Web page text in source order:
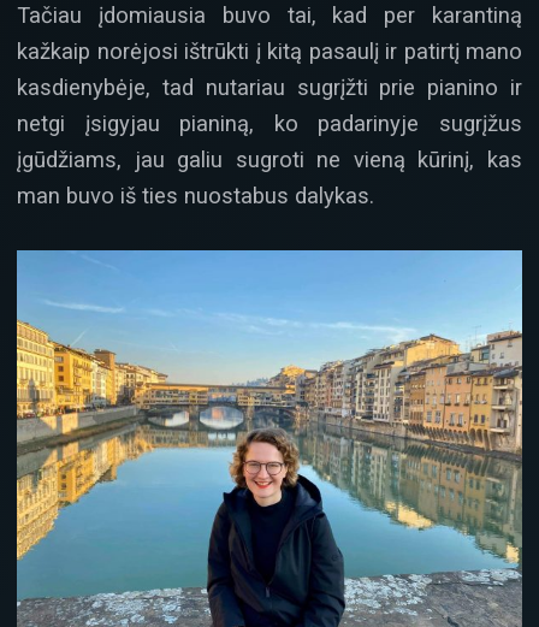
Tačiau įdomiausia buvo tai, kad per karantiną
kažkaip norėjosi ištrūkti į kitą pasaulį ir patirtį mano
kasdienybėje, tad nutariau sugrįžti prie pianino ir
netgi įsigyjau pianiną, ko padarinyje sugrįžus
įgūdžiams, jau galiu sugroti ne vieną kūrinį, kas
man buvo iš ties nuostabus dalykas.